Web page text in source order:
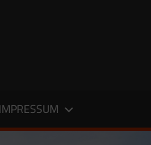
IMPRESSUM